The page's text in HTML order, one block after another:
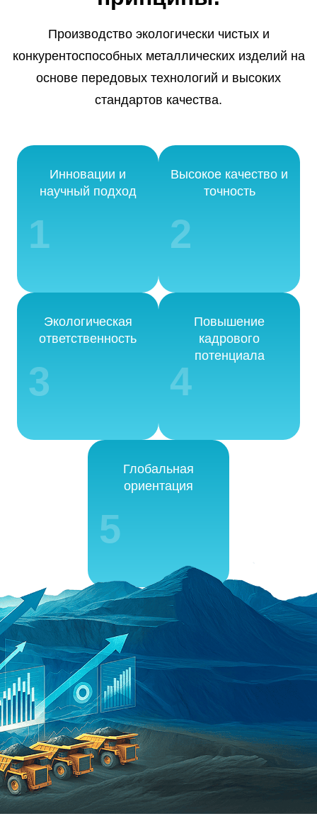
Производство экологически чистых и
конкурентоспособных металлических изделий на
основе передовых технологий и высоких
стандартов качества.
Инновации и
научный подход
1
Высокое качество и
точность
2
Экологическая
ответственность
3
Повышение
кадрового
потенциала
4
Глобальная
ориентация
5